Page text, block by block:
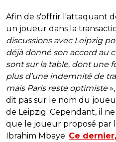
Afin de s'offrir l'attaquant
un joueur dans la
discussions avec Leipzig
déjà donné son accord au
sont sur la table, dont une
plus d’une indemnité de
mais Paris reste optimiste
dit pas sur le nom du
de Leipzig. Cependant, il
que le joueur proposé par
Ibrahim Mbaye. Ce